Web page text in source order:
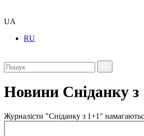
UA
RU
Новини Сніданку з
Журналісти "Сніданку з 1+1"